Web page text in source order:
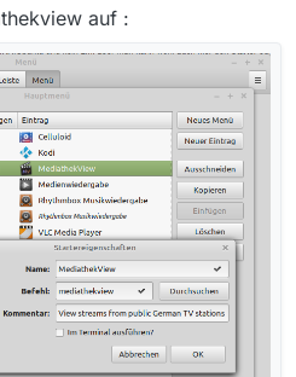
auf :